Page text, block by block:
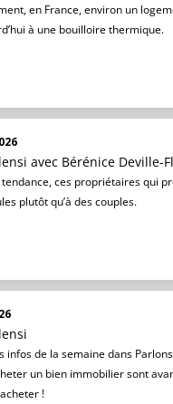
en France, environ un
à une bouilloire thermique.
avec Bérénice Deville-
ces propriétaires qui
plutôt qu’à des couples.
infos de la semaine dans
un bien immobilier sont
!